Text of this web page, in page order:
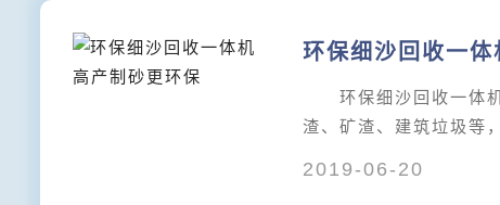
环保细沙回收一
环保细沙回收一体机
渣、矿渣、建筑垃圾等
2019-06-20